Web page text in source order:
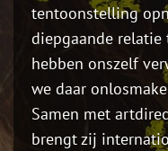
tentoonstelling
diepgaande relatie
hebben onszelf
we daar
Samen met
brengt zij